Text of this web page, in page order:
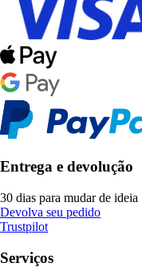
Entrega e devolução
30 dias para mudar de ideia
Devolva seu pedido
Trustpilot
Serviços